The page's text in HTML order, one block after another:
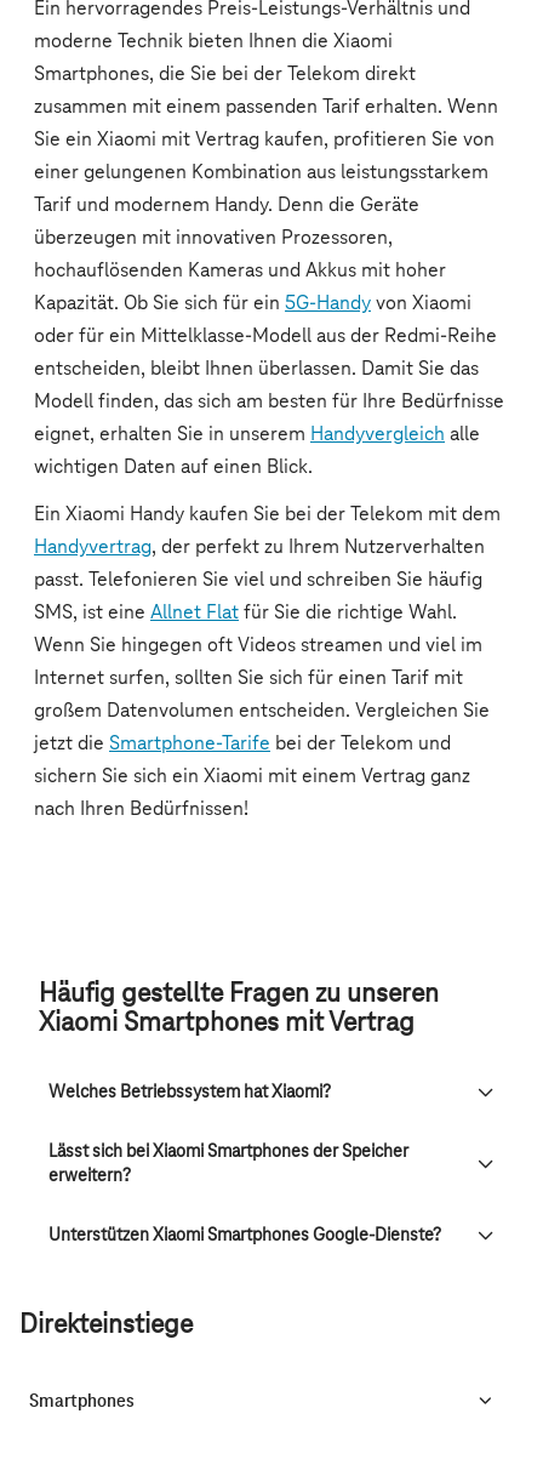
Häufig gestellte Fragen zu unseren
Xiaomi Smartphones mit Vertrag
Welches Betriebssystem hat Xiaomi?
Lässt sich bei Xiaomi Smartphones der Speicher
erweitern?
Unterstützen Xiaomi Smartphones Google-Dienste?
Direkteinstiege
Smartphones